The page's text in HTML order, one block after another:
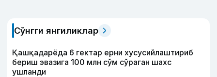
Сўнгги янгиликлар
Қашқадарёда 6 гектар ерни хусусийлаштириб
бериш эвазига 100 млн сўм сўраган шахс
ушланди